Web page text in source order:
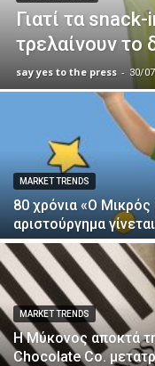
Γιατί τα
τρελαίνουν το
say yes to the press - 30/
MARKET TRENDS
80 χρόνια «Ο Μικρός
αριστούργημα
MARKET TRENDS
Η Μύκονος αποκτά
Chocolate Co.